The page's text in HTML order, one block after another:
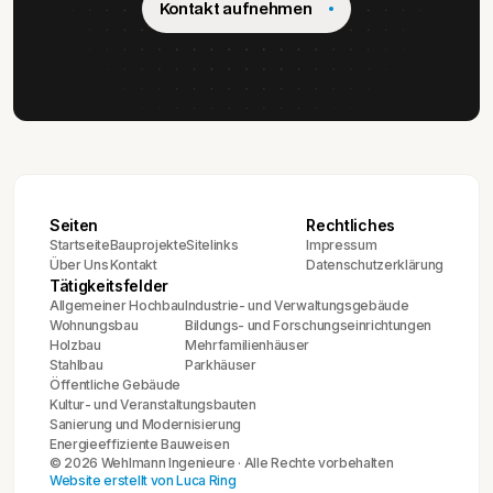
Kontakt aufnehmen
Seiten
Startseite
Über Uns
Bauprojekte
Kontakt
Sitelinks
Rechtliches
Impressum
Datenschutzerklärung
Tätigkeitsfelder
Allgemeiner Hochbau
Wohnungsbau
Holzbau
Stahlbau
Industrie- und Verwaltungsgebäude
Bildungs- und Forschungseinrichtungen
Mehrfamilienhäuser
Parkhäuser
Öffentliche Gebäude
Kultur- und Veranstaltungsbauten
Sanierung und Modernisierung
Energieeffiziente Bauweisen
© 2026 Wehlmann Ingenieure · Alle Rechte vorbehalten
Website erstellt von Luca Ring